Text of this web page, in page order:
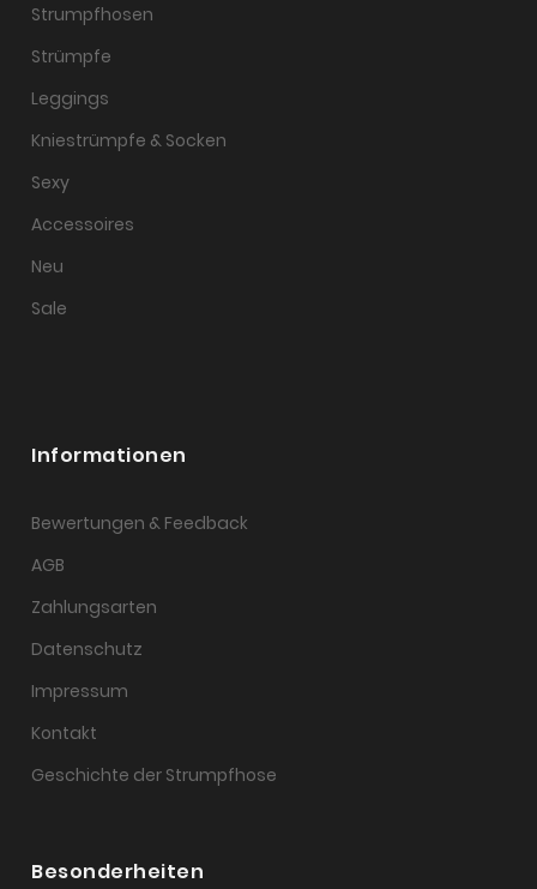
Strumpfhosen
Strümpfe
Leggings
Kniestrümpfe & Socken
Sexy
Accessoires
Neu
Sale
Informationen
Bewertungen & Feedback
AGB
Zahlungsarten
Datenschutz
Impressum
Kontakt
Geschichte der Strumpfhose
Besonderheiten